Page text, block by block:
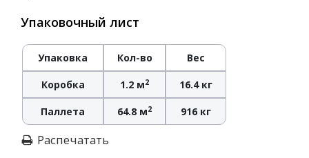
Упаковочный лист
Упаковка Кол-во Вес
Коробка 1.2 м2 16.4 кг
Паллета 64.8 м2 916 кг
Распечатать